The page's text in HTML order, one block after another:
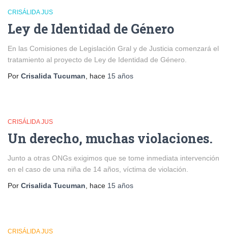
CRISÁLIDA JUS
Ley de Identidad de Género
En las Comisiones de Legislación Gral y de Justicia comenzará el
tratamiento al proyecto de Ley de Identidad de Género.
Por Crisalida Tucuman , hace 15 años
CRISÁLIDA JUS
Un derecho, muchas violaciones.
Junto a otras ONGs exigimos que se tome inmediata intervención
en el caso de una niña de 14 años, víctima de violación.
Por Crisalida Tucuman , hace 15 años
CRISÁLIDA JUS